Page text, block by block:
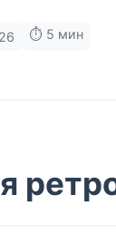
⏱️ 5 мин